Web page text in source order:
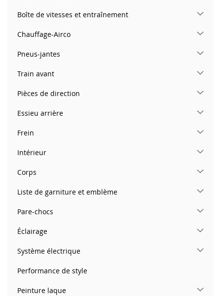
Boîte de vitesses et entraînement
Chauffage-Airco
Pneus-jantes
Train avant
Pièces de direction
Essieu arrière
Frein
Intérieur
Corps
Liste de garniture et emblème
Pare-chocs
Éclairage
Système électrique
Performance de style
Peinture laque